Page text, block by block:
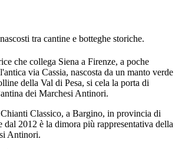
tra cantine e botteghe storiche.
che collega Siena a Firenze, a poche
via Cassia, nascosta da un manto verde
della Val di Pesa, si cela la porta di
dei Marchesi Antinori.
Chianti Classico, a Bargino, in provincia di
dal 2012 è la dimora più rappresentativa della
Antinori.